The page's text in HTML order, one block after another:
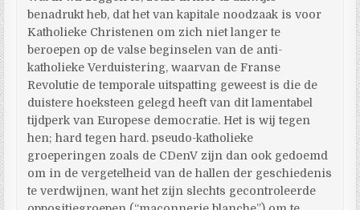
benadrukt heb, dat het van kapitale noodzaak is voor
Katholieke Christenen om zich niet langer te
beroepen op de valse beginselen van de anti-
katholieke Verduistering, waarvan de Franse
Revolutie de temporale uitspatting geweest is die de
duistere hoeksteen gelegd heeft van dit lamentabel
tijdperk van Europese democratie. Het is wij tegen
hen; hard tegen hard. pseudo-katholieke
groeperingen zoals de CDenV zijn dan ook gedoemd
om in de vergetelheid van de hallen der geschiedenis
te verdwijnen, want het zijn slechts gecontroleerde